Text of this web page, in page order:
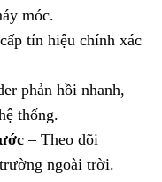
móc.
tín hiệu chính xác
phản hồi nhanh,
thống.
– Theo dõi
ngoài trời.